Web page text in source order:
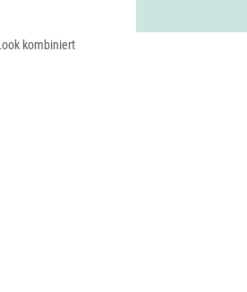
kombiniert